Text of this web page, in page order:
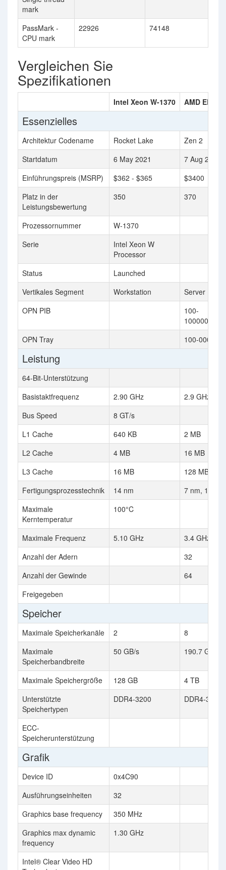
mark
PassMark -
CPU mark
22926 74148
Vergleichen Sie
Spezifikationen
Intel Xeon W-1370 AMD EPYC
Essenzielles
Architektur Codename Rocket Lake
Zen 2
Startdatum
6 May 2021
7 Aug 2019
Einführungspreis (MSRP)
$362 - $365
$3400
Platz in der
Leistungsbewertung
350 370
Prozessornummer
W-1370
Serie
Intel Xeon W
Processor
Status
Launched
Vertikales Segment
Workstation
Server
OPN PIB
100-
OPN Tray
100-
Leistung
64-Bit-Unterstützung
Basistaktfrequenz
2.90 GHz
2.9 GHz
Bus Speed
8 GT/s
L1 Cache
640 KB
2 MB
L2 Cache
4 MB
16 MB
L3 Cache
16 MB
128 MB
Fertigungsprozesstechnik
14 nm
7 nm, 14 nm
Maximale
Kerntemperatur
100°C
Maximale Frequenz 5.10 GHz
3.4 GHz
Anzahl der Adern
32
Anzahl der Gewinde
64
Freigegeben
Speicher
Maximale Speicherkanäle 2
8
Maximale
Speicherbandbreite
50 GB/s 190.7 GB/s
Maximale Speichergröße 128 GB
4 TB
Unterstützte
Speichertypen
DDR4-3200 DDR4-3200
ECC-
Speicherunterstützung
Grafik
Device ID
0x4C90
Ausführungseinheiten
32
Graphics base frequency
350 MHz
Graphics max dynamic
frequency
1.30 GHz
Intel® Clear Video HD